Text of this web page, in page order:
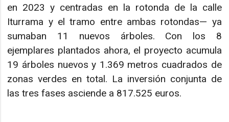
en 2023 y centradas en la rotonda de la calle
Iturrama y el tramo entre ambas rotondas— ya
sumaban 11 nuevos árboles. Con los 8
ejemplares plantados ahora, el proyecto acumula
19 árboles nuevos y 1.369 metros cuadrados de
zonas verdes en total. La inversión conjunta de
las tres fases asciende a 817.525 euros.